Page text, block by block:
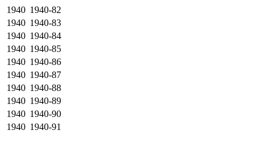
1940 1940-82
1940 1940-83
1940 1940-84
1940 1940-85
1940 1940-86
1940 1940-87
1940 1940-88
1940 1940-89
1940 1940-90
1940 1940-91